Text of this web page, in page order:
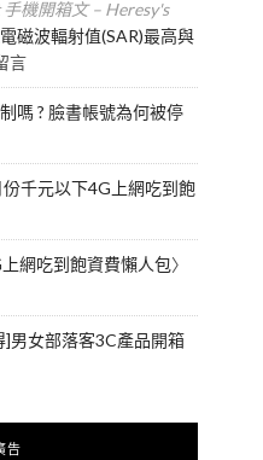
機開箱文 – Heresy's
磁波輻射值(SAR)最高與
言
嗎 ? 臉書帳號為何被停
份千元以下4G上網吃到飽
網吃到飽資費懶人包〉
]男女部落客3C產品開箱
告